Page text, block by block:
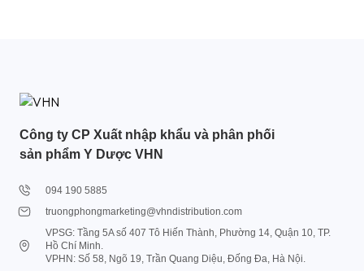
Công ty CP Xuất nhập khẩu và phân phối
sản phẩm Y Dược VHN
094 190 5885
truongphongmarketing@vhndistribution.com
VPSG: Tầng 5A số 407 Tô Hiến Thành, Phường 14, Quận 10, TP.
Hồ Chí Minh.
VPHN: Số 58, Ngõ 19, Trần Quang Diệu, Đống Đa, Hà Nội.